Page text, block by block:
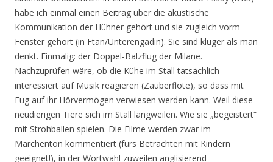
habe ich einmal einen Beitrag über die akustische
Kommunikation der Hühner gehört und sie zugleich vorm
Fenster gehört (in Ftan/Unterengadin). Sie sind klüger als man
denkt. Einmalig: der Doppel-Balzflug der Milane.
Nachzuprüfen wäre, ob die Kühe im Stall tatsächlich
interessiert auf Musik reagieren (Zauberflöte), so dass mit
Fug auf ihr Hörvermögen verwiesen werden kann. Weil diese
neudierigen Tiere sich im Stall langweilen. Wie sie „begeistert“
mit Strohballen spielen. Die Filme werden zwar im
Märchenton kommentiert (fürs Betrachten mit Kindern
geeignet!), in der Wortwahl zuweilen anglisierend